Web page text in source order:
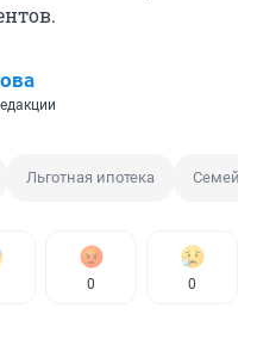
Льготная ипотека
0 0